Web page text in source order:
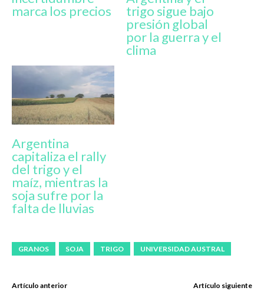
marca los precios
trigo sigue bajo
presión global
por la guerra y el
clima
Argentina
capitaliza el rally
del trigo y el
maíz, mientras la
soja sufre por la
falta de lluvias
GRANOS SOJA TRIGO UNIVERSIDAD AUSTRAL
Artículo anterior Artículo siguiente